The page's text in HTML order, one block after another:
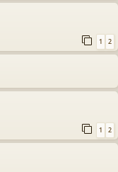
1 2
1 2